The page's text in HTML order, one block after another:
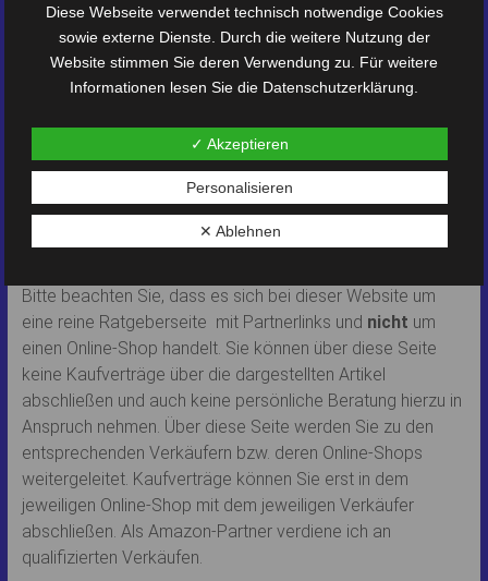
© 2022 Andreas Obst
Amazon Marktplatz (diverse Lieferanten)
pixabay
Bei den angebotenen Produkten, handelt es sich um Artikel
des Amazon-Marktplatzes.
Bestellung, Lieferung und sonstige Abwicklung erfolgt
ausschließlich über Amazon bzw. die in den
Artikelbeschreibung angegebenen Lieferanten.
Bitte beachten Sie, dass es sich bei dieser Website um
eine reine Ratgeberseite mit Partnerlinks und nicht um
einen Online-Shop handelt. Sie können über diese Seite
keine Kaufverträge über die dargestellten Artikel
abschließen und auch keine persönliche Beratung hierzu in
Anspruch nehmen. Über diese Seite werden Sie zu den
entsprechenden Verkäufern bzw. deren Online-Shops
weitergeleitet. Kaufverträge können Sie erst in dem
jeweiligen Online-Shop mit dem jeweiligen Verkäufer
abschließen. Als Amazon-Partner verdiene ich an
qualifizierten Verkäufen.
Diese Webseite verwendet technisch notwendige Cookies
sowie externe Dienste. Durch die weitere Nutzung der
Website stimmen Sie deren Verwendung zu. Für weitere
Informationen lesen Sie die Datenschutzerklärung
✓ Akzeptieren
Personalisieren
✕ Ablehnen